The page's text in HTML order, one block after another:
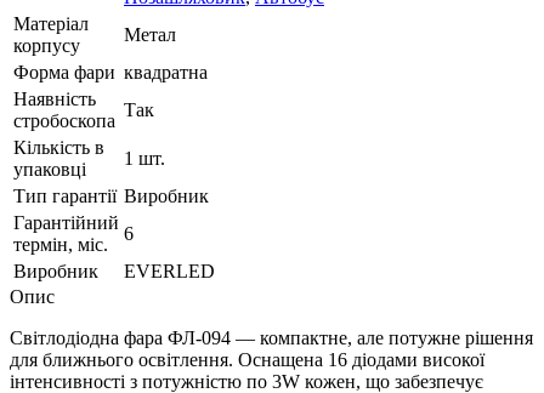
Матеріал
корпусу
Метал
Форма фари квадратна
Наявність
стробоскопа
Так
Кількість в
упаковці
1 шт.
Тип гарантії Виробник
Гарантійний
термін, міс.
6
Виробник
EVERLED
Опис
Світлодіодна фара ФЛ-094 — компактне, але потужне рішення
для ближнього освітлення. Оснащена 16 діодами високої
інтенсивності з потужністю по 3W кожен, що забезпечує